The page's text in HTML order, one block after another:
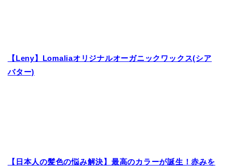
【Leny】Lomaliaオリジナルオーガニックワックス(シア
バター)
【日本人の髪色の悩み解決】最高のカラーが誕生！赤みを